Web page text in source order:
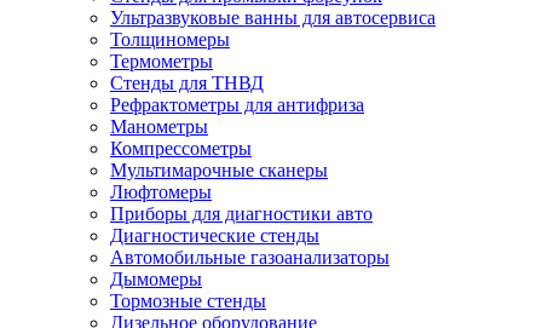
Ультразвуковые ванны для автосервиса
Толщиномеры
Термометры
Стенды для ТНВД
Рефрактометры для антифриза
Манометры
Компрессометры
Мультимарочные сканеры
Люфтомеры
Приборы для диагностики авто
Диагностические стенды
Автомобильные газоанализаторы
Дымомеры
Тормозные стенды
Дизельное оборудование